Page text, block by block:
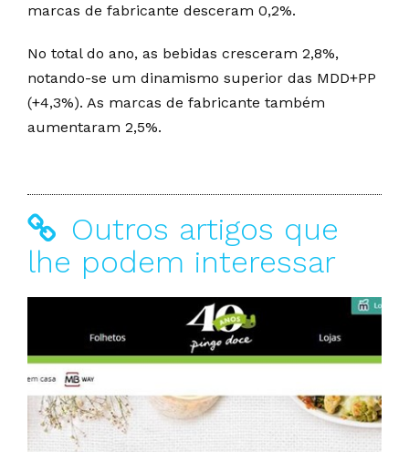
marcas de fabricante desceram 0,2%.
No total do ano, as bebidas cresceram 2,8%,
notando-se um dinamismo superior das MDD+PP
(+4,3%). As marcas de fabricante também
aumentaram 2,5%.
Outros artigos que
lhe podem interessar